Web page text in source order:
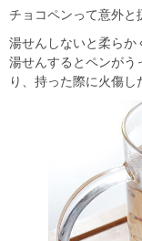
チョコペンって意外と
湯せんしないと柔らか
湯せんするとペンがう
り、持った際に火傷